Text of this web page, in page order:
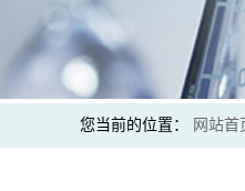
您当前的位置： 网站首